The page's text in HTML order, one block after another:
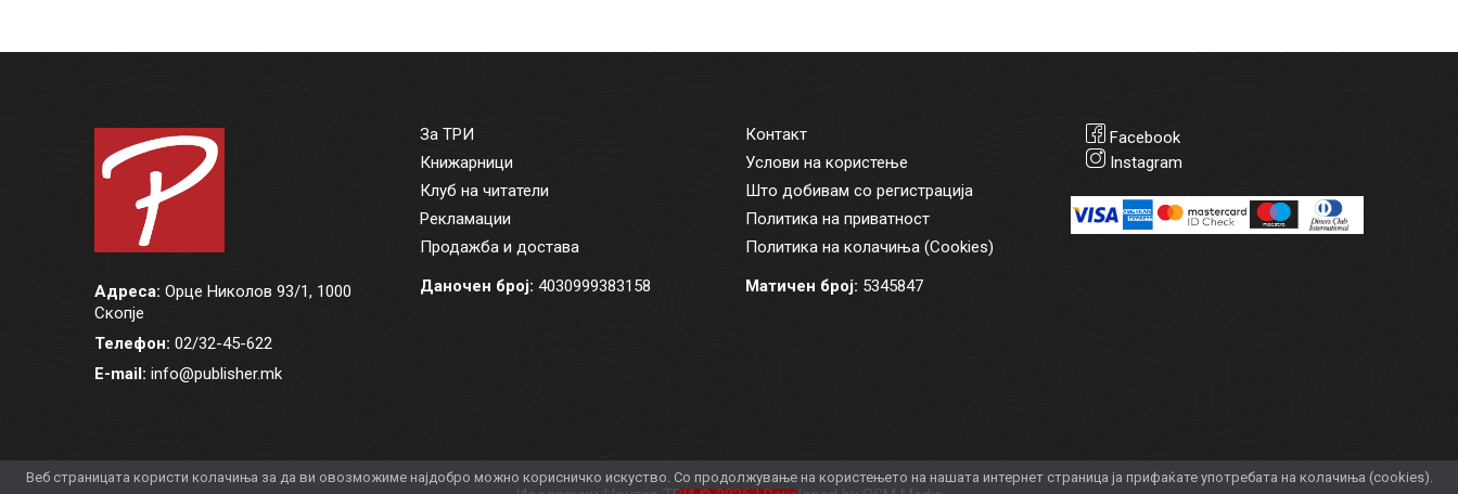
Веб страницата користи колачиња за да ви овозможиме најдобро можно корисничко искуство. Со продолжување на користењето на нашата интернет страница ја прифаќате употребата на колачиња (cookies).
Адреса: Орце Николов 93/1, 1000
Скопје
Телефон: 02/32-45-622
E-mail: info@publisher.mk
За ТРИ
Книжарници
Клуб на читатели
Рекламации
Продажба и достава
Даночен број: 4030999383158
Контакт
Услови на користење
Што добивам со регистрација
Политика на приватност
Политика на колачиња (Cookies)
Матичен број: 5345847
Facebook
Instagram